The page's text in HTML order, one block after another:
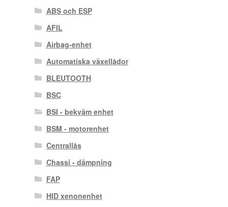
ABS och ESP
AFIL
Airbag-enhet
Automatiska växellådor
BLEUTOOTH
BSC
BSI - bekväm enhet
BSM - motorenhet
Centrallås
Chassi - dämpning
FAP
HID xenonenhet